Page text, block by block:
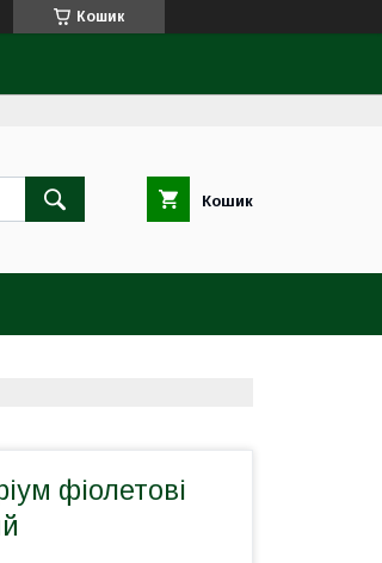
Кошик
Кошик
фіолетові